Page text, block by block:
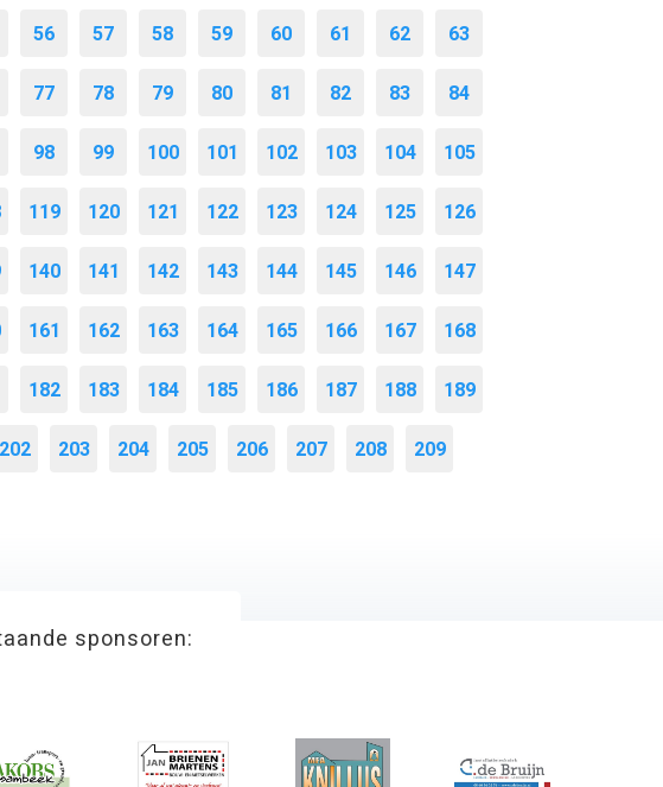
56 57 58 59 60 61 62 63
77 78 79 80 81 82 83 84
98 99 100 101 102 103 104 105
119 120 121 122 123 124 125 126
140 141 142 143 144 145 146 147
161 162 163 164 165 166 167 168
182 183 184 185 186 187 188 189
202 203 204 205 206 207 208 209
sponsoren: